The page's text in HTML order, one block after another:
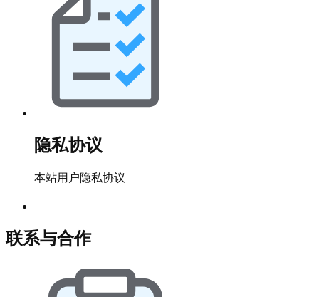
隐私协议
本站用户隐私协议
联系与合作